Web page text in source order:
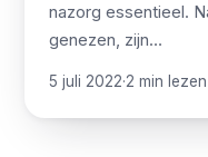
nazorg essentieel.
genezen, zijn…
5 juli 2022·2 min lezen